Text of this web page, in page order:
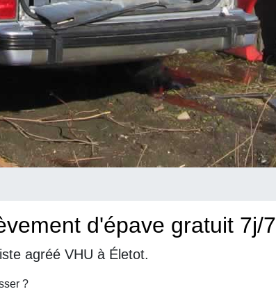
d'épave gratuit 7j/7
agréé VHU à Életot.
?